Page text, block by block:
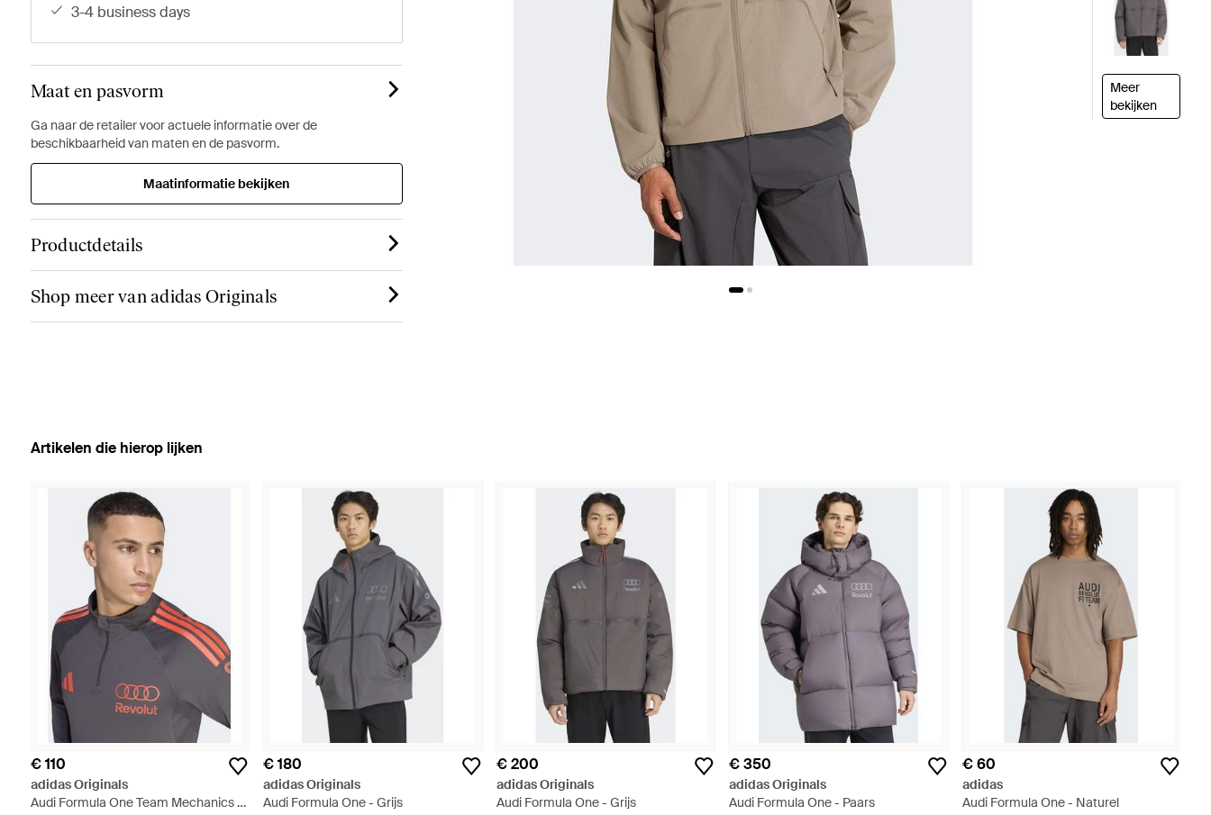
3-4 business days
Maat en pasvorm
Ga naar de retailer voor actuele informatie over de
beschikbaarheid van maten en de pasvorm.
Maatinformatie bekijken
Productdetails
Shop meer van adidas Originals
Meer
bekijken
Artikelen die hierop lijken
€ 110
adidas Originals
Audi Formula One Team Mechanics -
€ 180
adidas Originals
Audi Formula One - Grijs
€ 200
adidas Originals
Audi Formula One - Grijs
€ 350
adidas Originals
Audi Formula One - Paars
€ 60
adidas
Audi Formula One - Naturel